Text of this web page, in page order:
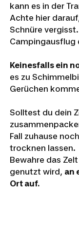
kann es in der
Achte hier
Schnüre
Campingausflug
Keinesfalls ein
es zu
Gerüchen
Solltest du dein
Fall zuhause
trocknen lassen.
Bewahre das
genutzt wird, an
Ort auf.